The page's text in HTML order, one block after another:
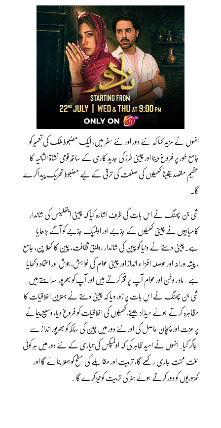
انہوں نے مزید کہا کہ نئے دور اور نئے سفر میں، ایک مضبوط ملک کی تعمیر کو
جامع طور پر فروغ دینا اور چینی طرز کی جدید کاری کے ساتھ قومی نشاۃ الثانیہ کا
عظیم مقصد یقیناً کھیلوں کی صنعت کی ترقی کے لیے مضبوط تحریک پیدا کرے
گا۔
شی جن پھنگ نے اس بات کی طرف اشارہ کیا کہ چینی ایتھلیٹس کی شاندار
کامیابیوں نے چینی کھیلوں کے جذبے اور اولمپک جذبے کو آگے بڑھایا
ہے۔چینی دستے نے دنیا کو چین کی شاندار روایتی ثقافت، چین کا کھلا پن، جامع
، پیشہ ورانہ اور حوصلہ افزا ء انداز اور چینی عوام کی خواہش، جوش اور اعتماد دکھایا
ہے۔ مادر وطن اور عوام آپ پر فخر کرتے ہیں اور آپ کو بھرپور سراہتے ہیں۔
شی جن پھنگ نے اس بات پر زور دیا کہ چینی دستے نے بہترین اخلاقیات کا
مظاہرہ کرتے ہوئے میڈلز جیتے،کھیلوں کی اخلاقیات کو فروغ دیا، وسیع پیمانے
پر عزت اور پہچان حاصل کی اور نئے دور میں چین کی ساکھ کو بھرپور انداز سے
اجاگر کیا۔انہوں نے امید ظاہر کی کہ اولمپکس کی تیاری کے نئے دور میں ہر کوئی
سخت محنت جاری رکھے گا، تربیت اور مقابلے کی سطح کو بہتر بنائے گا اور
کمزوریوں کو دور کرتے ہوئے ہنر کی تربیت کو تیز کرے گا ۔